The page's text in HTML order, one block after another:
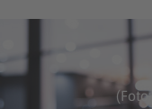
(Foto: